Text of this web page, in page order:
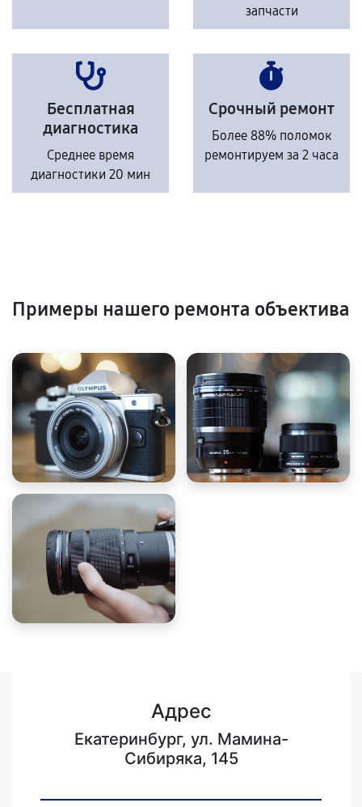
запчасти
Бесплатная
диагностика
Среднее время
диагностики 20 мин
Срочный ремонт
Более 88% поломок
ремонтируем за 2 часа
Примеры нашего ремонта объектива
Адрес
Екатеринбург, ул. Мамина-
Сибиряка, 145